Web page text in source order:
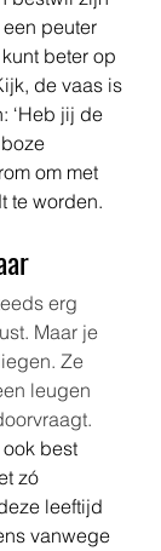
peuter
beter op
de vaas is
‘Heb jij de
om met
te worden.
erg
Maar je
Ze
leugen
best
zó
leeftijd
vanwege